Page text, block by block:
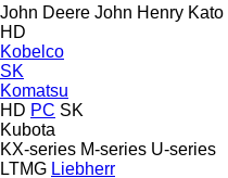
John Deere John Henry Kato
HD
Kobelco
SK
Komatsu
HD PC SK
Kubota
KX-series M-series U-series
LTMG Liebherr